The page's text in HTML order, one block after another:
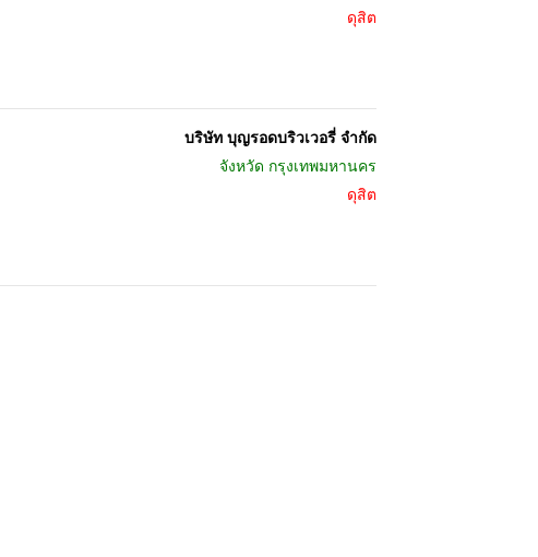
ดุสิต
บริษัท บุญรอดบริวเวอรี่ จำกัด
จังหวัด กรุงเทพมหานคร
ดุสิต